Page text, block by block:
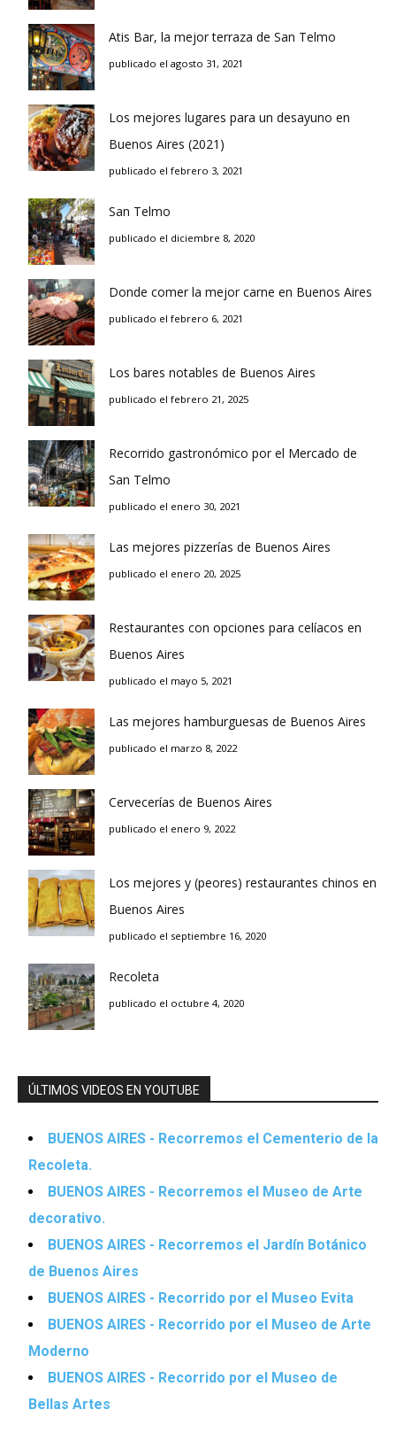
Atis Bar, la mejor terraza de San Telmo
publicado el agosto 31, 2021
Los mejores lugares para un desayuno en
Buenos Aires (2021)
publicado el febrero 3, 2021
San Telmo
publicado el diciembre 8, 2020
Donde comer la mejor carne en Buenos Aires
publicado el febrero 6, 2021
Los bares notables de Buenos Aires
publicado el febrero 21, 2025
Recorrido gastronómico por el Mercado de
San Telmo
publicado el enero 30, 2021
Las mejores pizzerías de Buenos Aires
publicado el enero 20, 2025
Restaurantes con opciones para celíacos en
Buenos Aires
publicado el mayo 5, 2021
Las mejores hamburguesas de Buenos Aires
publicado el marzo 8, 2022
Cervecerías de Buenos Aires
publicado el enero 9, 2022
Los mejores y (peores) restaurantes chinos en
Buenos Aires
publicado el septiembre 16, 2020
Recoleta
publicado el octubre 4, 2020
ÚLTIMOS VIDEOS EN YOUTUBE
BUENOS AIRES - Recorremos el Cementerio de la
Recoleta.
BUENOS AIRES - Recorremos el Museo de Arte
decorativo.
BUENOS AIRES - Recorremos el Jardín Botánico
de Buenos Aires
BUENOS AIRES - Recorrido por el Museo Evita
BUENOS AIRES - Recorrido por el Museo de Arte
Moderno
BUENOS AIRES - Recorrido por el Museo de
Bellas Artes